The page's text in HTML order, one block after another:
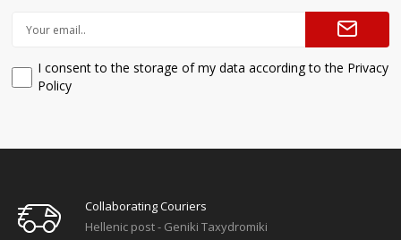
I consent to the storage of my data according to the Privacy
Policy
Collaborating Couriers
Hellenic post - Geniki Taxydromiki